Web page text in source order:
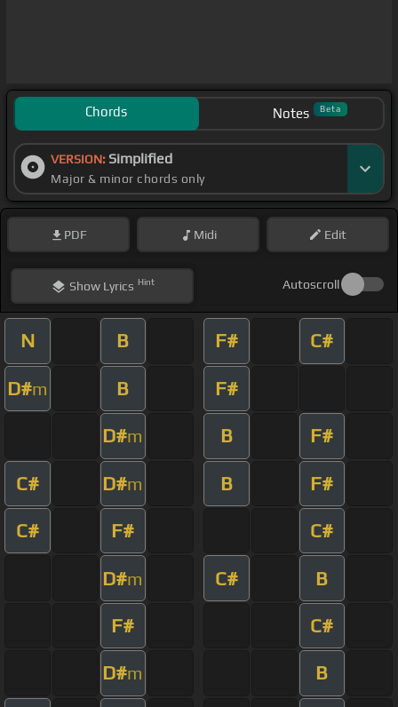
Chords Notes Beta
VERSION: Simplified
Major & minor chords only
PDF Midi Edit
ShowLyrics Hint Autoscroll
N B F# C#
D#m B F#
D#m B F#
C# D#m B F#
C# F# C#
D#m C# B
F# C#
D#m B